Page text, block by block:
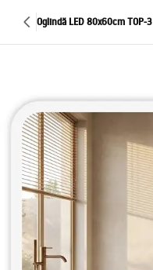
Oglindă LED 80x60cm TOP-3